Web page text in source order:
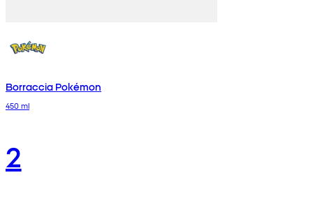
Borraccia Pokémon
450 ml
2